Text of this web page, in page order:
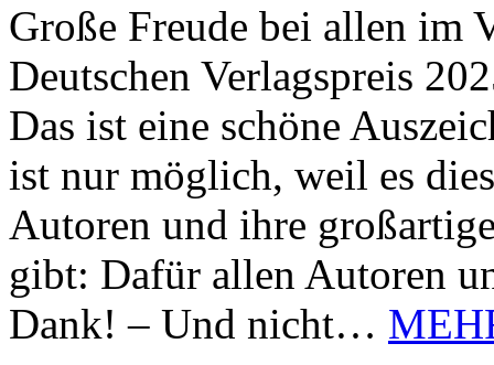
Große Freude bei allen im
Deutschen Verlagspreis
Das ist eine schöne
ist nur möglich, weil es
Autoren und ihre
gibt: Dafür allen Autoren
Dank! – Und nicht…